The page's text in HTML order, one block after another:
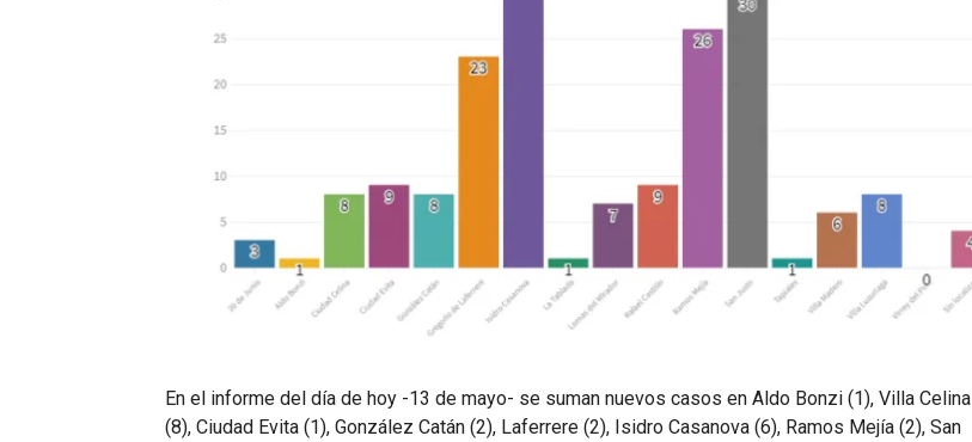
En el informe del día de hoy -13 de mayo- se suman nuevos casos en Aldo Bonzi (1), Villa Celina
(8), Ciudad Evita (1), González Catán (2), Laferrere (2), Isidro Casanova (6), Ramos Mejía (2), San